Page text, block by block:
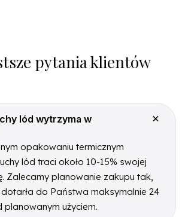
pytania klientów
lód wytrzyma w
opakowaniu termicznym
lód traci około 10-15% swojej
Zalecamy planowanie zakupu tak,
do Państwa maksymalnie 24
użyciem.